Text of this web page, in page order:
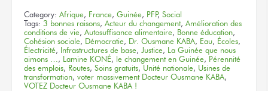
Category: Afrique, France, Guinée, PFP, Social
Tags: 3 bonnes raisons, Acteur du changement, Amélioration des
conditions de vie, Autosuffisance alimentaire, Bonne éducation,
Cohésion sociale, Démocratie, Dr. Ousmane KABA, Eau, Écoles,
Électricité, Infrastructures de base, Justice, La Guinée que nous
aimons … , Lamine KONÉ, le changement en Guinée, Pérennité
des emplois, Routes, Soins gratuits, Unité nationale, Usines de
transformation, voter massivement Docteur Ousmane KABA,
VOTEZ Docteur Ousmane KABA !